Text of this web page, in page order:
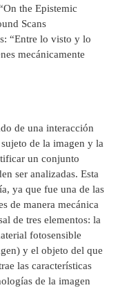
the Epistemic
Scans
“Entre lo visto y lo
mecánicamente
de una interacción
de la imagen y la
un conjunto
ser analizadas. Esta
ya que fue una de las
de manera mecánica
de tres elementos: la
fotosensible
y el objeto del que
las características
de la imagen